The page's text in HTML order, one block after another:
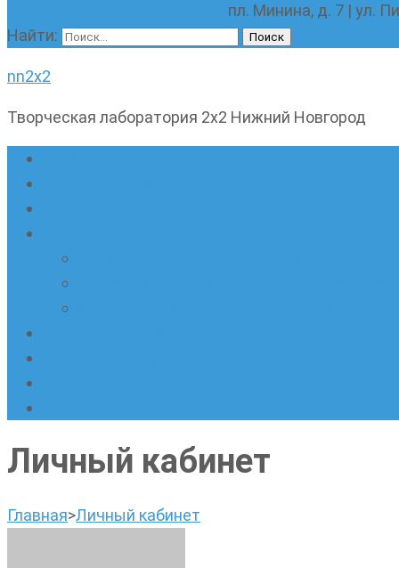
пл. Минина, д. 7 | ул.
Найти:
nn2x2
Творческая лаборатория 2х2 Нижний Новгород
Личный кабинет
Главная>Личный кабинет